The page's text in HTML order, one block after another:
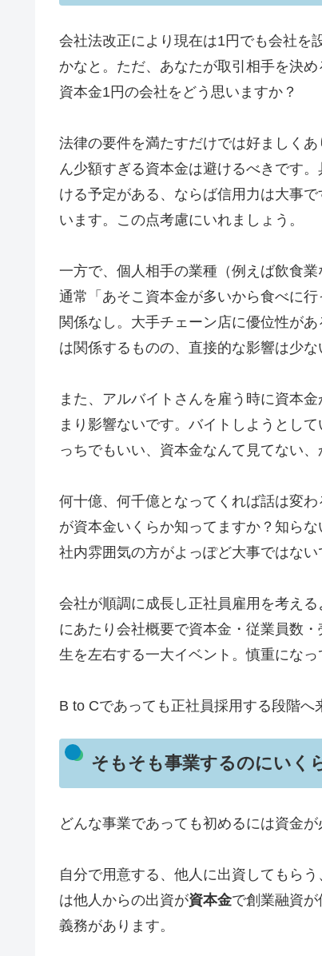
会社法改正により現在は1円でも会社を
かなと。ただ、あなたが取引相手を決
資本金1円の会社をどう思いますか？
法律の要件を満たすだけでは好ましく
ん少額すぎる資本金は避けるべきです
ける予定がある、ならば信用力は大事
います。この点考慮にいれましょう。
一方で、個人相手の業種（例えば飲食
通常「あそこ資本金が多いから食べに
関係なし。大手チェーン店に優位性が
は関係するものの、直接的な影響は少な
また、アルバイトさんを雇う時に資本
まり影響ないです。バイトしようとし
っちでもいい、資本金なんて見てない、
何十億、何千億となってくれば話は変
が資本金いくらか知ってますか？知ら
社内雰囲気の方がよっぽど大事ではない
会社が順調に成長し正社員雇用を考え
にあたり会社概要で資本金・従業員数
生を左右する一大イベント。慎重になっ
B to Cであっても正社員採用する段階へ
そもそも事業するのにいく
どんな事業であっても初めるには資金
自分で用意する、他人に出資してもら
は他人からの出資が資本金で創業融資が
義務があります。